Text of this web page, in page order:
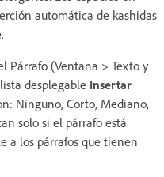
automática de kashidas
Párrafo (Ventana > Texto y
desplegable Insertar
Ninguno, Corto, Mediano,
solo si el párrafo está
a los párrafos que tienen